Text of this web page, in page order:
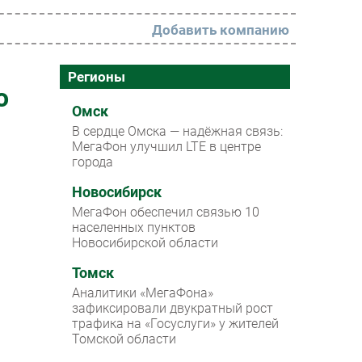
РАЗДЕЛЫ
Новости
Аналитика
Интервью
Мероприятия
Проекты
IT класс
Тестовый стенд
Каталог компаний
Добавить компанию
Регионы
Омск
В сердце Омска — надёжная связь:
МегаФон улучшил LTE в центре
города
Новосибирск
МегаФон обеспечил связью 10
населенных пунктов
Новосибирской области
Томск
Аналитики «МегаФона»
зафиксировали двукратный рост
трафика на «Госуслуги» у жителей
Томской области